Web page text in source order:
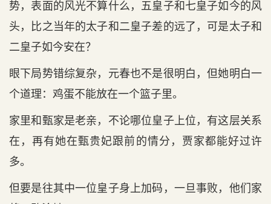
势，表面的风光不算什么，五皇子和七皇子如今的风
头，比之当年的太子和二皇子差的远了，可是太子和
二皇子如今安在？
眼下局势错综复杂，元春也不是很明白，但她明白一
个道理：鸡蛋不能放在一个篮子里。
家里和甄家是老亲，不论哪位皇子上位，有这层关系
在，再有她在甄贵妃跟前的情分，贾家都能好过许
多。
但要是往其中一位皇子身上加码，一旦事败，他们家